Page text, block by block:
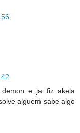
e ja fiz akela
alguem sabe algo